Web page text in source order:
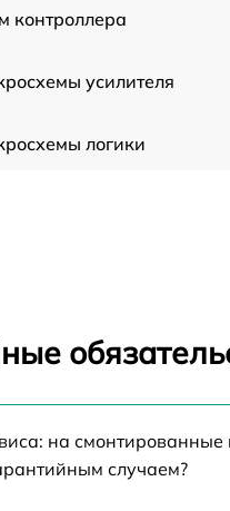
контроллера
усилителя
логики
и настройка тепловизора
синхроимпульсов
на
случаем?